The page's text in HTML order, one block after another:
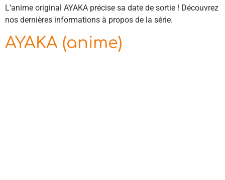
L’anime original AYAKA précise sa date de sortie ! Découvrez
nos dernières informations à propos de la série.
AYAKA (anime)